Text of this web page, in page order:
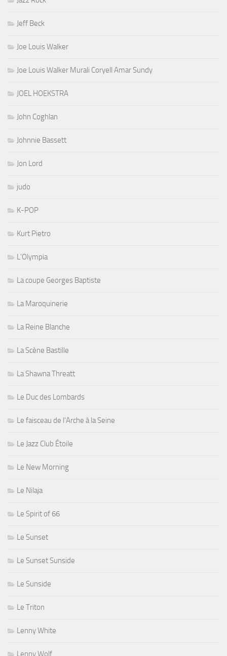
Jeff Beck
Joe Louis Walker
Joe Louis Walker Murali Coryell Amar Sundy
JOEL HOEKSTRA
John Coghlan
Johnnie Bassett
Jon Lord
judo
K-POP
Kurt Pietro
L'Olympia
La coupe Georges Baptiste
La Maroquinerie
La Reine Blanche
La Scène Bastille
La Shawna Threatt
Le Duc des Lombards
Le faisceau de l'Arche à la Seine
Le Jazz Club Étoile
Le New Morning
Le Nilaja
Le Spirit of 66
Le Sunset
Le Sunset Sunside
Le Sunside
Le Triton
Lenny White
Lenny Wolf